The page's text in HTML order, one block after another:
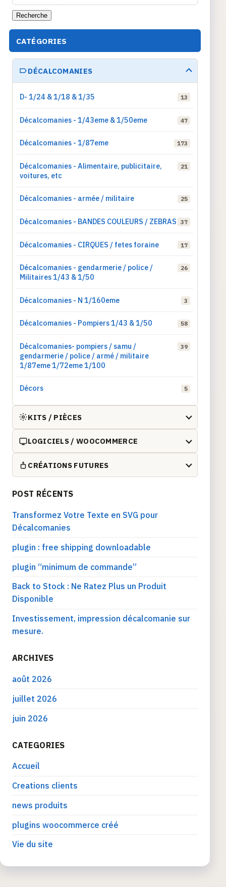
pour :
Recherche
CATÉGORIES
DÉCALCOMANIES
D- 1/24 & 1/18 & 1/35 13
Décalcomanies - 1/43eme & 1/50eme 47
Décalcomanies - 1/87eme 173
Décalcomanies - Alimentaire, publicitaire,
voitures, etc
21
Décalcomanies - armée / militaire 25
Décalcomanies - BANDES COULEURS / ZEBRAS 37
Décalcomanies - CIRQUES / fetes foraine 17
Décalcomanies - gendarmerie / police /
Militaires 1/43 & 1/50
26
Décalcomanies - N 1/160eme 3
Décalcomanies - Pompiers 1/43 & 1/50 58
Décalcomanies- pompiers / samu /
gendarmerie / police / armé / militaire
1/87eme 1/72eme 1/100
39
Décors 5
KITS / PIÈCES
LOGICIELS / WOOCOMMERCE
CRÉATIONS FUTURES
POST RÉCENTS
Transformez Votre Texte en SVG pour
Décalcomanies
plugin : free shipping downloadable
plugin “minimum de commande”
Back to Stock : Ne Ratez Plus un Produit
Disponible
Investissement, impression décalcomanie sur
mesure.
ARCHIVES
août 2026
juillet 2026
juin 2026
CATEGORIES
Accueil
Creations clients
news produits
plugins woocommerce créé
Vie du site